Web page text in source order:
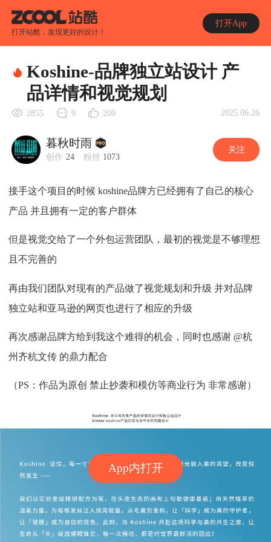
打开站酷，发现更好的设计！
打开App
App内打开
Koshine-品牌独立站设计 产
品详情和视觉规划
2855 9 200 2025.06.26
暮秋时雨
创作 24 粉丝 1073
关注
接手这个项目的时候 koshine品牌方已经拥有了自己的核心
产品 并且拥有一定的客户群体
但是视觉交给了一个外包运营团队，最初的视觉是不够理想
且不完善的
再由我们团队对现有的产品做了视觉规划和升级 并对品牌
独立站和亚马逊的网页也进行了相应的升级
再次感谢品牌方给到我这个难得的机会，同时也感谢 @杭
州齐杭文传 的鼎力配合
（PS：作品为原创 禁止抄袭和模仿等商业行为 非常感谢）